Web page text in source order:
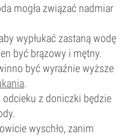
mogła związać nadmiar
wypłukać zastaną wodę
być brązowy i mętny.
być wyraźnie wyższe
.
odcieku z doniczki będzie
wyschło, zanim